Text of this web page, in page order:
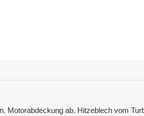
ab. Hitzeblech vom